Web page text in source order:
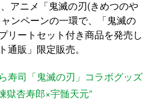
アニメ「鬼滅の刃(きめつのや
ンペーンの一環で、「鬼滅の
リートセット付き商品を発売し
通販」限定販売。
寿司「鬼滅の刃」コラボグッズ
獄杏寿郎×宇髄天元”